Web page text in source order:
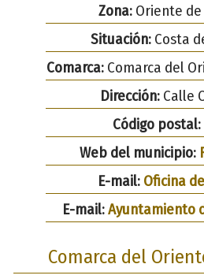
Zona:Oriente de
Situación: Costa
Comarca:Comarca del
Dirección: Calle
Código postal:
Web del municipio:
E-mail: Oficina
E-mail:Ayuntamiento
Comarca del